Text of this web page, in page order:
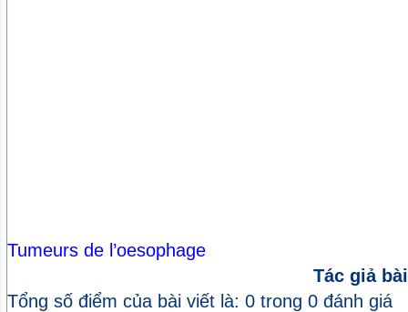
Tumeurs de l’oesophage
Tác giả
Tổng số điểm của bài viết là: 0 trong 0 đánh giá